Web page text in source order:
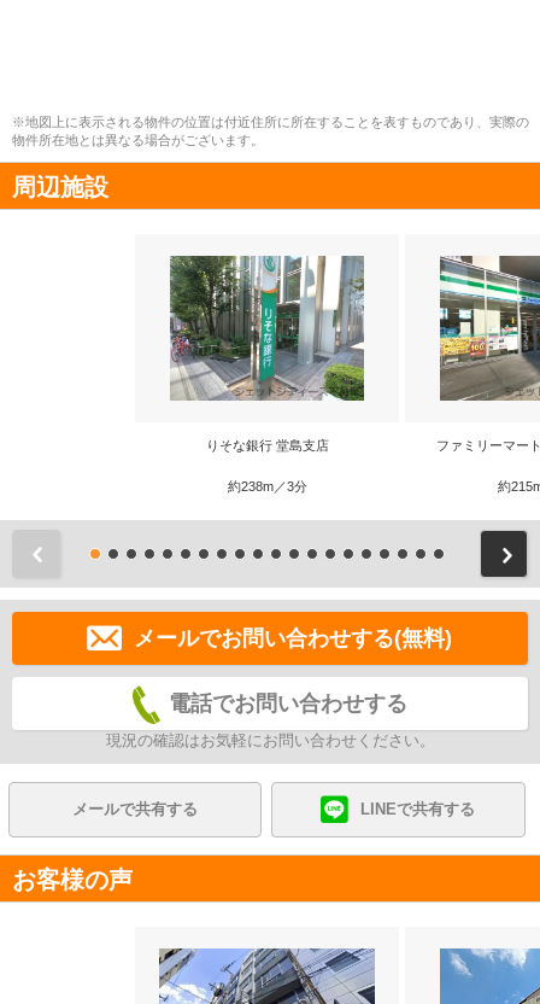
※地図上に表示される物件の位置は付近住所に所在することを表すものであり、実際の
物件所在地とは異なる場合がございます。
周辺施設
りそな銀行 堂島支店
約238m／3分
ファミリーマー
約
メールでお問い合わせする(無料)
電話でお問い合わせする
現況の確認はお気軽にお問い合わせください。
メールで共有する LINEで共有する
お客様の声